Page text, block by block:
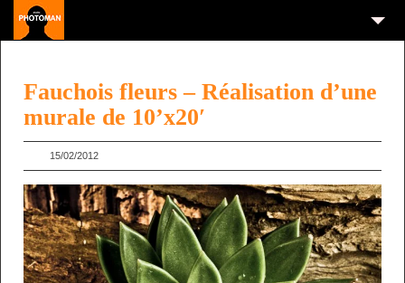
Fauchois fleurs – Réalisation d’une
murale de 10’x20′
15/02/2012